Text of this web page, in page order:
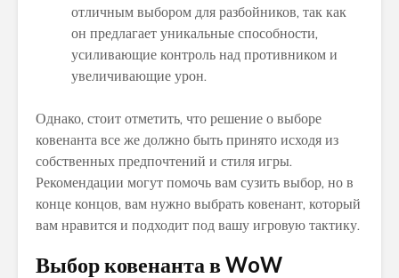
отличным выбором для разбойников, так как
он предлагает уникальные способности,
усиливающие контроль над противником и
увеличивающие урон.
Однако, стоит отметить, что решение о выборе
ковенанта все же должно быть принято исходя из
собственных предпочтений и стиля игры.
Рекомендации могут помочь вам сузить выбор, но в
конце концов, вам нужно выбрать ковенант, который
вам нравится и подходит под вашу игровую тактику.
Выбор ковенанта в WoW